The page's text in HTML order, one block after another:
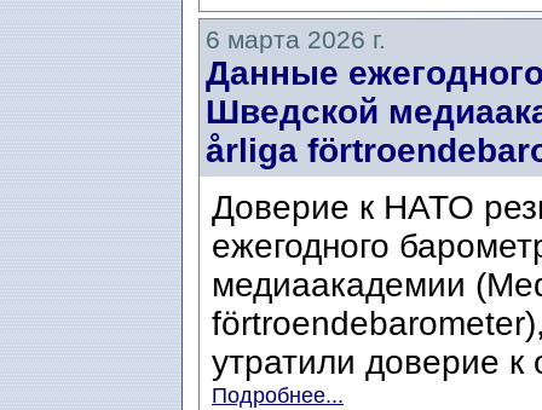
6 марта 2026 г.
Данные
Шведской
årliga
Доверие к НАТО
ежегодного
медиаакадемии
утратили доверие
Подробнее...